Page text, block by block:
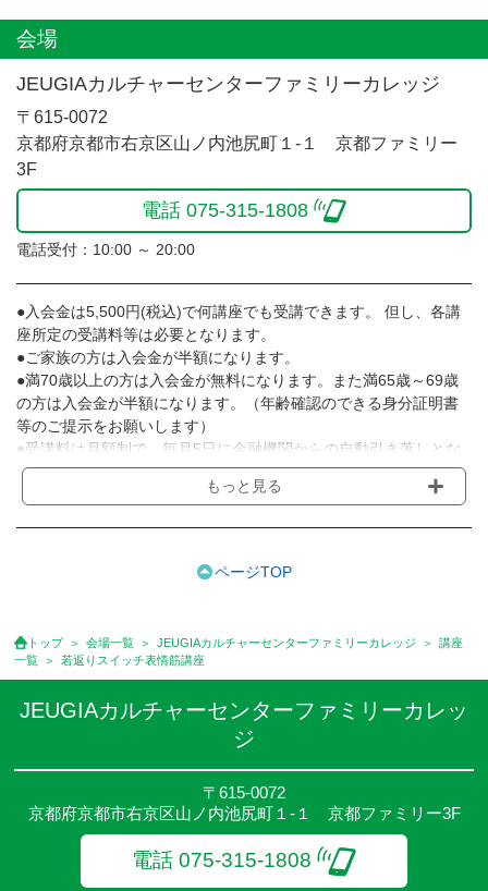
会場
JEUGIAカルチャーセンターファミリーカレッジ
〒615-0072
京都府京都市右京区山ノ内池尻町１-１ 京都ファミリー
3F
電話 075-315-1808
電話受付：10:00 ～ 20:00
●入会金は5,500円(税込)で何講座でも受講できます。 但し、各講
座所定の受講料等は必要となります。
●ご家族の方は入会金が半額になります。
●満70歳以上の方は入会金が無料になります。また満65歳～69歳
の方は入会金が半額になります。（年齢確認のできる身分証明書
等のご提示をお願いします）
●受講料は月額制で、毎月5日に金融機関からの自動引き落しとな
ります。
※講座によってはお支払い方法が異なる場合がありますのでご確認
ております。また一部の講座では別途傷害保険料も含まれており
●資格認定講座の試験料・認定料などは別途要しますのでお問い合
せください。
●講座は、月4回(週1回),月3回,2回,1回,臨時講座いろいろあります
のでご確認ください。
●参加人数が一定に満たない場合、体験や講座開講を中止または延
期することがあります。
●その他、詳しい内容については、ご入会時にご説明をさせていた
だきます。
もっと見る
ページTOP
トップ 会場一覧 JEUGIAカルチャーセンターファミリーカレッジ
講座
一覧
若返りスイッチ表情筋講座
JEUGIAカルチャーセンターファミリーカレッ
ジ
〒615-0072
京都府京都市右京区山ノ内池尻町１-１ 京都ファミリー3F
電話 075-315-1808